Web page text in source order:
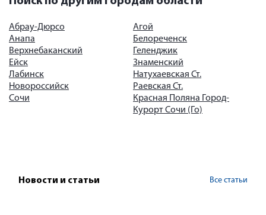
Абрау-Дюрсо
Агой
Анапа
Белореченск
Верхнебаканский
Геленджик
Ейск
Знаменский
Лабинск
Натухаевская Ст.
Новороссийск
Раевская Ст.
Сочи
Красная Поляна Город-
Курорт Сочи (Го)
Новости и статьи Все статьи